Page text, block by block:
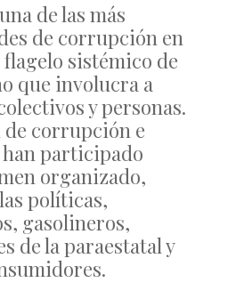
de las más
de corrupción en
sistémico de
que involucra a
y personas.
de corrupción e
participado
organizado,
políticas,
gasolineros,
de la paraestatal y